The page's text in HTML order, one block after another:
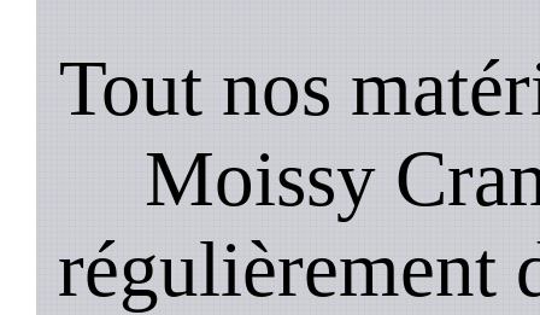
Tout nos
Moissy
régulièrement